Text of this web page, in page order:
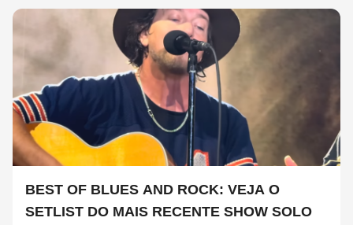
BEST OF BLUES AND ROCK: VEJA O
SETLIST DO MAIS RECENTE SHOW SOLO